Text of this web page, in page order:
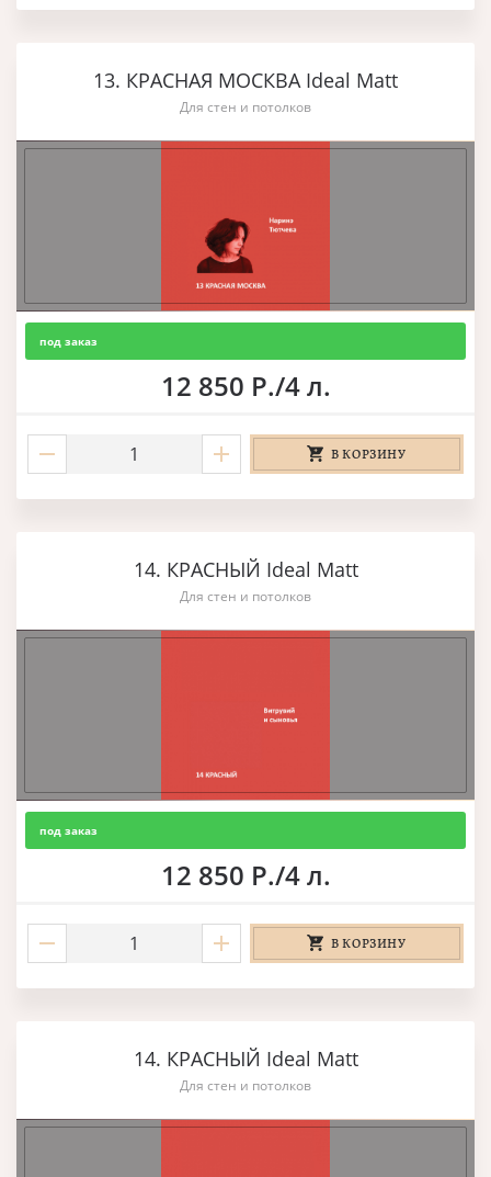
13. КРАСНАЯ МОСКВА Ideal Matt
Для стен и потолков
под заказ
12 850 Р./4 л.
В КОРЗИНУ
14. КРАСНЫЙ Ideal Matt
Для стен и потолков
под заказ
12 850 Р./4 л.
В КОРЗИНУ
14. КРАСНЫЙ Ideal Matt
Для стен и потолков